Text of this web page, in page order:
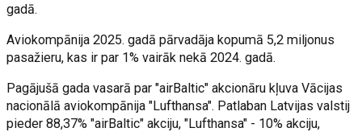
gadā.
Aviokompānija 2025. gadā pārvadāja kopumā 5,2 miljonus
pasažieru, kas ir par 1% vairāk nekā 2024. gadā.
Pagājušā gada vasarā par "airBaltic" akcionāru kļuva Vācijas
nacionālā aviokompānija "Lufthansa". Patlaban Latvijas valstij
pieder 88,37% "airBaltic" akciju, "Lufthansa" - 10% akciju,